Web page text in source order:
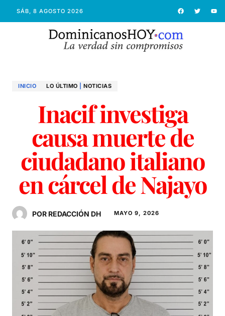
SÁB, 8 AGOSTO 2026
INICIO LO ÚLTIMO NOTICIAS
Inacif investiga
causa muerte de
ciudadano italiano
en cárcel de Najayo
POR REDACCIÓN DH MAYO 9, 2026